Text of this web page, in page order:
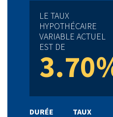
LE TAUX
HYPOTHÉCAIRE
VARIABLE ACTUEL
EST DE
DURÉE
TAUX